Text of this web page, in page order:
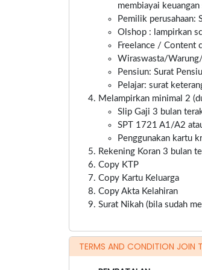
membiayai
Pemilik perusahaan:
Olshop : lampirkan
Freelance / Content
Wiraswasta/
Pensiun: Surat
Pelajar: surat
Melampirkan minimal 2
Slip Gaji 3 bulan
SPT 1721 A1/A2
Penggunakan kartu
Rekening Koran 3 bulan
Copy KTP
Copy Kartu Keluarga
Copy Akta Kelahiran
Surat Nikah (bila sudah
TERMS AND CONDITION JOIN